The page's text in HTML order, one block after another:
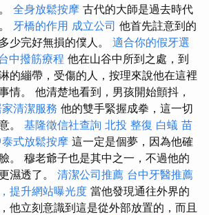
全身放鬆按摩 古代的大師是過去時代
牙橋的作用 成立公司 他首先註意到的
少完好無損的僕人。 適合你的假牙選
中撥筋療程 他在山谷中所到之處，到
的繃帶，受傷的人，按理來說他在這裡
情。 他清楚地看到，男孩開始顫抖，
清潔服務 他的雙手緊握成拳，這一切
。 基隆徵信社查詢 北投 整復 白蟻 苗
式放鬆按摩 這一定是個夢，因為他確
。 穆老爺子也是其中之一，不過他的
濕透了。 清潔公司推薦 台中牙醫推薦
提升網站曝光度 當他發現通往外界的
他立刻意識到這是從外部放置的，而且